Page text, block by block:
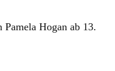
Hogan ab 13.